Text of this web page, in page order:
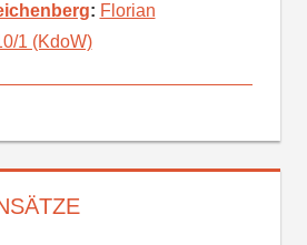
: Florian
1 (KdoW)